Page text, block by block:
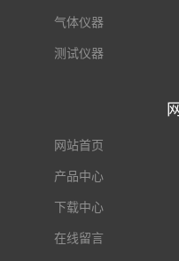
气体仪器
测试仪器
网站首页
产品中心
下载中心
在线留言